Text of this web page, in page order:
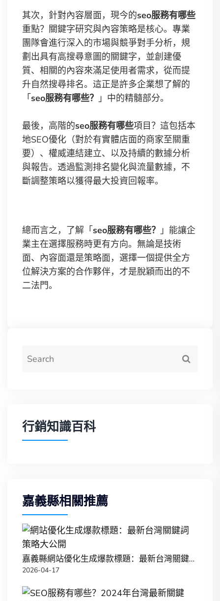
其次，針對內容層面，現今的seo服務有哪些
重點？關鍵字研究與內容策略是核心。專業
團隊會進行深入的市場與競爭對手分析，規
劃出具有高搜尋意圖的關鍵字，並創建優
質、相關的內容來滿足使用者需求，從而提
升自然搜尋排名。這正是許多企業想了解的
「seo服務有哪些？ 」中的精髓部分。
最後，高階的seo服務有哪些項目？這包括本
地SEO優化（對於有實體店面的商家至關重
要）、權威連結建立、以及持續的數據分析
與報告。透過監測排名變化與流量數據，不
斷調整策略以獲得最大投資回報率。
總而言之，了解「seo服務有哪些？ 」能讓企
業主在選擇服務時更有方向。無論是技術
面、內容面還是策略面，選擇一個提供全方
位解決方案的合作夥伴，才是脫穎而出的不
二法門。
行銷知識百科
嘉義縣相關推薦
嘉義縣網站優化生成爆款標題：最新台灣關鍵詞策略大公開
2026-04-17